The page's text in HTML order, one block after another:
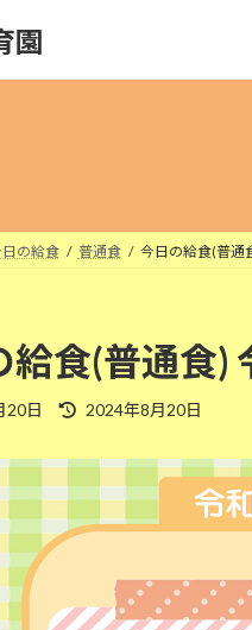
園
の給食 普通食 今日の給食(普通
給食(普通食)
20日
最
更
日
時
2024年8月20日